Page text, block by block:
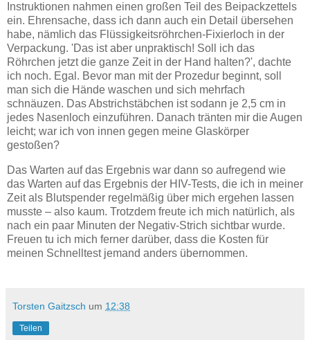
Instruktionen nahmen einen großen Teil des Beipackzettels
ein. Ehrensache, dass ich dann auch ein Detail übersehen
habe, nämlich das Flüssigkeitsröhrchen-Fixierloch in der
Verpackung. 'Das ist aber unpraktisch! Soll ich das
Röhrchen jetzt die ganze Zeit in der Hand halten?', dachte
ich noch. Egal. Bevor man mit der Prozedur beginnt, soll
man sich die Hände waschen und sich mehrfach
schnäuzen. Das Abstrichstäbchen ist sodann je 2,5 cm in
jedes Nasenloch einzuführen. Danach tränten mir die Augen
leicht; war ich von innen gegen meine Glaskörper
gestoßen?
Das Warten auf das Ergebnis war dann so aufregend wie
das Warten auf das Ergebnis der HIV-Tests, die ich in meiner
Zeit als Blutspender regelmäßig über mich ergehen lassen
musste – also kaum. Trotzdem freute ich mich natürlich, als
nach ein paar Minuten der Negativ-Strich sichtbar wurde.
Freuen tu ich mich ferner darüber, dass die Kosten für
meinen Schnelltest jemand anders übernommen.
Torsten Gaitzsch um 12:38
Teilen